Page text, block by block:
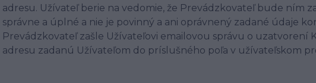
adresu. Užívateľ berie na vedomie, že Prevádzkovateľ bude ním
správne a úplné a nie je povinný a ani oprávnený zadané údaje
Prevádzkovateľ zašle Užívateľovi emailovou správu o uzatvorení
adresu zadanú Užívateľom do príslušného poľa v užívateľskom